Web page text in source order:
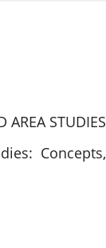
AREA STUDIES
Concepts,